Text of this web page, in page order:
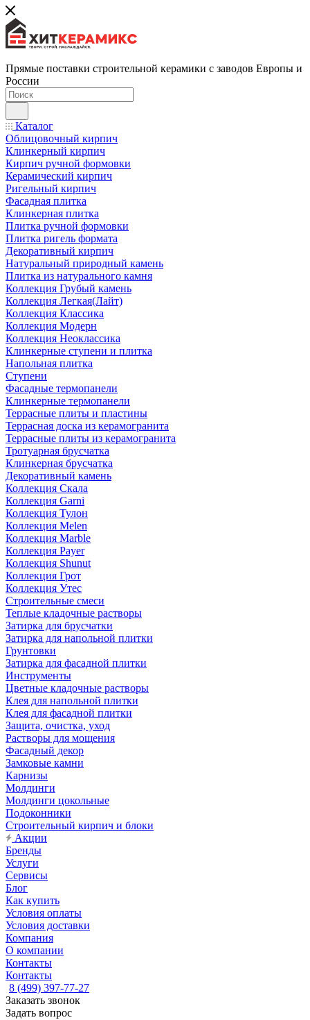
Прямые поставки строительной керамики с заводов Европы и
России
Каталог
Облицовочный кирпич
Клинкерный кирпич
Кирпич ручной формовки
Керамический кирпич
Ригельный кирпич
Фасадная плитка
Клинкерная плитка
Плитка ручной формовки
Плитка ригель формата
Декоративный кирпич
Натуральный природный камень
Плитка из натурального камня
Коллекция Грубый камень
Коллекция Легкая(Лайт)
Коллекция Классика
Коллекция Модерн
Коллекция Неоклассика
Клинкерные ступени и плитка
Напольная плитка
Ступени
Фасадные термопанели
Клинкерные термопанели
Террасные плиты и пластины
Террасная доска из керамогранита
Террасные плиты из керамогранита
Тротуарная брусчатка
Клинкерная брусчатка
Декоративный камень
Коллекция Скала
Коллекция Garni
Коллекция Тулон
Коллекция Melen
Коллекция Marble
Коллекция Payer
Коллекция Shunut
Коллекция Грот
Коллекция Утес
Строительные смеси
Теплые кладочные растворы
Затирка для брусчатки
Затирка для напольной плитки
Грунтовки
Затирка для фасадной плитки
Инструменты
Цветные кладочные растворы
Клея для напольной плитки
Клея для фасадной плитки
Защита, очистка, уход
Растворы для мощения
Фасадный декор
Замковые камни
Карнизы
Молдинги
Молдинги цокольные
Подоконники
Строительный кирпич и блоки
Акции
Бренды
Услуги
Сервисы
Блог
Как купить
Условия оплаты
Условия доставки
Компания
О компании
Контакты
Контакты
8 (499) 397-77-27
Заказать звонок
Задать вопрос